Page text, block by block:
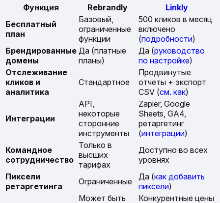
Функция Rebrandly
Linkly
Бесплатный
план
Базовый,
ограниченные
функции
500 кликов в месяц
включено
(подробности)
Брендированные
домены
Да (платные
планы)
Да (руководство
по настройке)
Отслеживание
кликов и
аналитика
Стандартное
Продвинутые
отчеты + экспорт
CSV (см. как)
Интеграции
API,
некоторые
сторонние
инструменты
Zapier, Google
Sheets, GA4,
ретаргетинг
(интеграции)
Командное
сотрудничество
Только в
высших
тарифах
Доступно во всех
уровнях
Пиксели
ретаргетинга
Ограниченные Да (как добавить
пиксели)
Может быть
Конкурентные цены